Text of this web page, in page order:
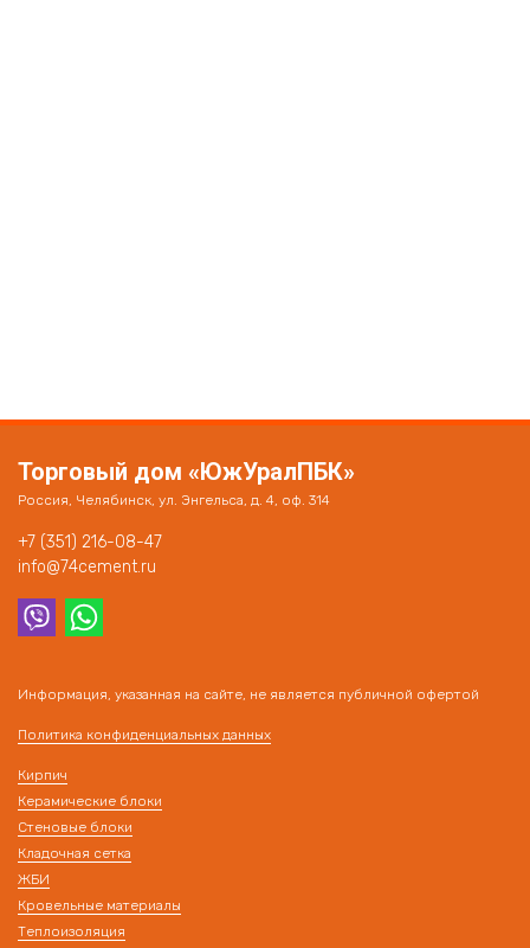
Торговый дом «ЮжУралПБК»
Россия, Челябинск, ул. Энгельса, д. 4, оф. 314
+7 (351) 216-08-47
info@74cement.ru
Информация, указанная на сайте, не является публичной офертой
Политика конфиденциальных данных
Кирпич
Керамические блоки
Стеновые блоки
Кладочная сетка
ЖБИ
Кровельные материалы
Теплоизоляция